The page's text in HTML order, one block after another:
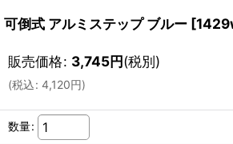
可倒式 アルミステップ ブルー [
販売価格: 3,745円(税別)
(税込: 4,120円)
数量: